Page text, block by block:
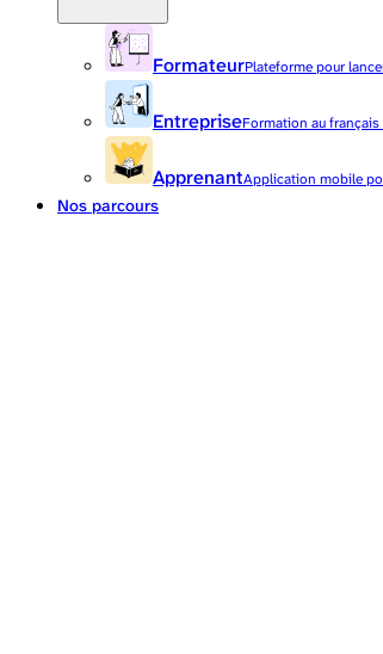
FormateurPlateforme pour
EntrepriseFormation au
ApprenantApplication mobile
Nos parcours